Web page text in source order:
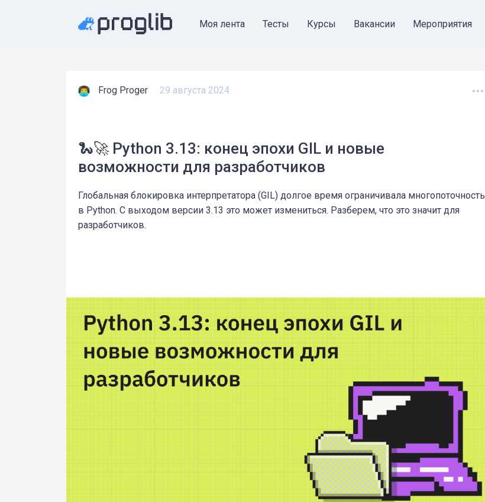
Моя лента Тесты Курсы Вакансии Мероприятия
Frog Proger 29 августа 2024
🐍🚀 Python 3.13: конец эпохи GIL и новые
возможности для разработчиков
Глобальная блокировка интерпретатора (GIL) долгое время ограничивала многопоточность
в Python. С выходом версии 3.13 это может измениться. Разберем, что это значит для
разработчиков.